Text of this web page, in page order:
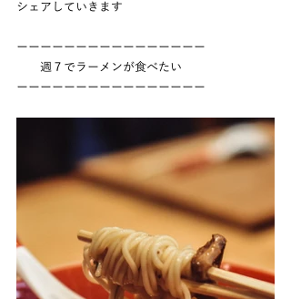
シェアしていきます
ーーーーーーーーーーーーーーーー
週７でラーメンが食べたい
ーーーーーーーーーーーーーーーー